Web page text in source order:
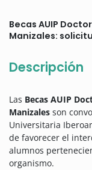
Becas AUIP
Manizales:
Descripción
Las Becas AUIP
Manizales son
Universitaria
de favorecer el
alumnos
organismo.